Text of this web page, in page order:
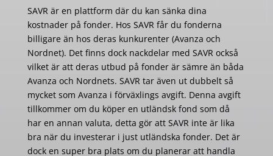
SAVR är en plattform där du kan sänka dina
kostnader på fonder. Hos SAVR får du fonderna
billigare än hos deras kunkurenter (Avanza och
Nordnet). Det finns dock nackdelar med SAVR också
vilket är att deras utbud på fonder är sämre än båda
Avanza och Nordnets. SAVR tar även ut dubbelt så
mycket som Avanza i förväxlings avgift. Denna avgift
tillkommer om du köper en utländsk fond som då
har en annan valuta, detta gör att SAVR inte är lika
bra när du investerar i just utländska fonder. Det är
dock en super bra plats om du planerar att handla